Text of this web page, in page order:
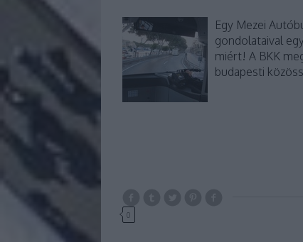
Egy Mezei
gondolataival
miért! A BKK
budapesti
0